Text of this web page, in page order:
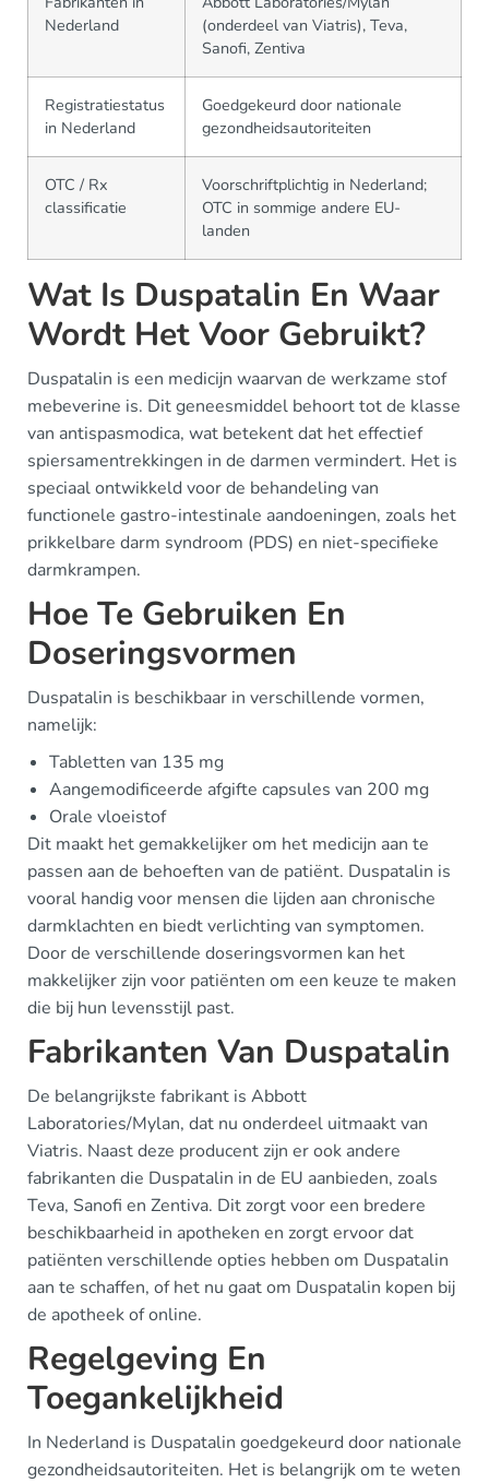
Nederland
(onderdeel van Viatris), Teva,
Sanofi, Zentiva
Registratiestatus
in Nederland
Goedgekeurd door nationale
gezondheidsautoriteiten
OTC / Rx
classificatie
Voorschriftplichtig in Nederland;
OTC in sommige andere EU-
landen
Wat Is Duspatalin En Waar
Wordt Het Voor Gebruikt?
Duspatalin is een medicijn waarvan de werkzame stof
mebeverine is. Dit geneesmiddel behoort tot de klasse
van antispasmodica, wat betekent dat het effectief
spiersamentrekkingen in de darmen vermindert. Het is
speciaal ontwikkeld voor de behandeling van
functionele gastro-intestinale aandoeningen, zoals het
prikkelbare darm syndroom (PDS) en niet-specifieke
darmkrampen.
Hoe Te Gebruiken En
Doseringsvormen
Duspatalin is beschikbaar in verschillende vormen,
namelijk:
Tabletten van 135 mg
Aangemodificeerde afgifte capsules van 200 mg
Orale vloeistof
Dit maakt het gemakkelijker om het medicijn aan te
passen aan de behoeften van de patiënt. Duspatalin is
vooral handig voor mensen die lijden aan chronische
darmklachten en biedt verlichting van symptomen.
Door de verschillende doseringsvormen kan het
makkelijker zijn voor patiënten om een keuze te maken
die bij hun levensstijl past.
Fabrikanten Van Duspatalin
De belangrijkste fabrikant is Abbott
Laboratories/Mylan, dat nu onderdeel uitmaakt van
Viatris. Naast deze producent zijn er ook andere
fabrikanten die Duspatalin in de EU aanbieden, zoals
Teva, Sanofi en Zentiva. Dit zorgt voor een bredere
beschikbaarheid in apotheken en zorgt ervoor dat
patiënten verschillende opties hebben om Duspatalin
aan te schaffen, of het nu gaat om Duspatalin kopen bij
de apotheek of online.
Regelgeving En
Toegankelijkheid
In Nederland is Duspatalin goedgekeurd door nationale
gezondheidsautoriteiten. Het is belangrijk om te weten